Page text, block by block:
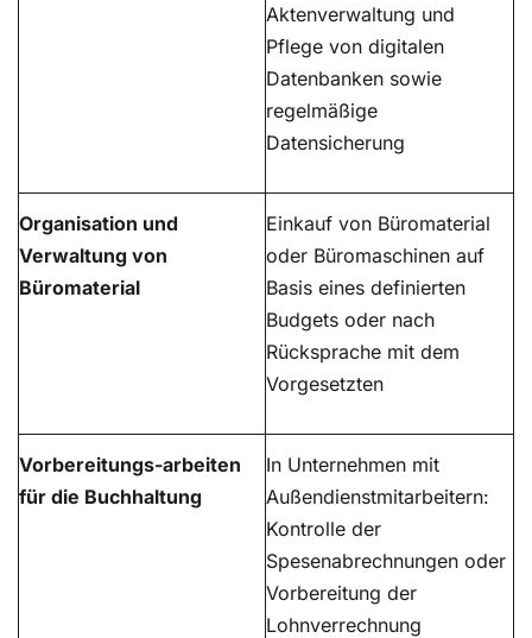
Aktenverwaltung und
Pflege von digitalen
Datenbanken sowie
regelmäßige
Datensicherung
Organisation und
Verwaltung von
Büromaterial
Einkauf von Büromaterial
oder Büromaschinen auf
Basis eines definierten
Budgets oder nach
Rücksprache mit dem
Vorgesetzten
Vorbereitungs-arbeiten
für die Buchhaltung
In Unternehmen mit
Außendienstmitarbeitern:
Kontrolle der
Spesenabrechnungen oder
Vorbereitung der
Lohnverrechnung